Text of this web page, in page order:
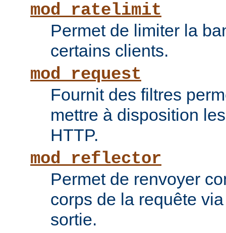
mod_ratelimit
Permet de limiter la
certains clients.
mod_request
Fournit des filtres
mettre à disposition
HTTP.
mod_reflector
Permet de renvoyer
corps de la requête
sortie.